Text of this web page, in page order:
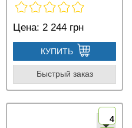
Цена: 2 244 грн
КУПИТЬ
Быстрый заказ
4